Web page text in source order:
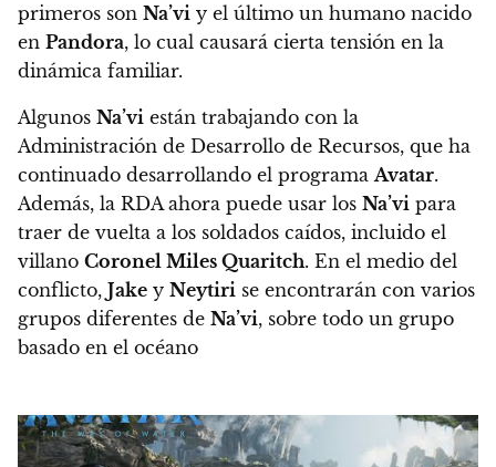
primeros son Na’vi y el último un humano nacido
en Pandora, lo cual causará cierta tensión en la
dinámica familiar.
Algunos Na’vi están trabajando con la
Administración de Desarrollo de Recursos, que ha
continuado desarrollando el programa Avatar.
Además, la RDA ahora puede usar los Na’vi para
traer de vuelta a los soldados caídos, incluido el
villano Coronel Miles Quaritch. En el medio del
conflicto, Jake y Neytiri se encontrarán con varios
grupos diferentes de Na’vi, sobre todo un grupo
basado en el océano